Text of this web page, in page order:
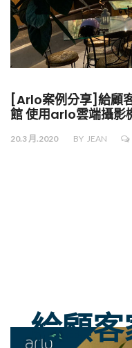
[Arlo案例分享]給顧
館 使用arlo雲端攝影
20.3 月.2020 BY JEAN
給顧